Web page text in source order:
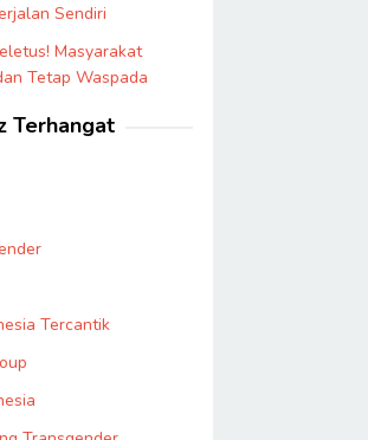
Sendiri
Masyarakat
Tetap Waspada
Terhangat
Tercantik